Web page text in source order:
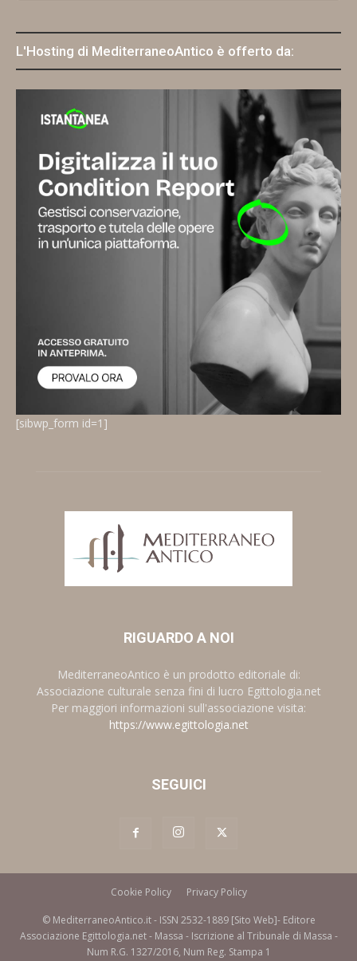
L'Hosting di MediterraneoAntico è offerto da:
[sibwp_form id=1]
RIGUARDO A NOI
MediterraneoAntico è un prodotto editoriale di:
Associazione culturale senza fini di lucro Egittologia.net
Per maggiori informazioni sull'associazione visita:
https://www.egittologia.net
SEGUICI
Cookie Policy Privacy Policy
© MediterraneoAntico.it - ISSN 2532-1889 [Sito Web]- Editore
Associazione Egittologia.net - Massa - Iscrizione al Tribunale di Massa -
Num R.G. 1327/2016, Num Reg. Stampa 1